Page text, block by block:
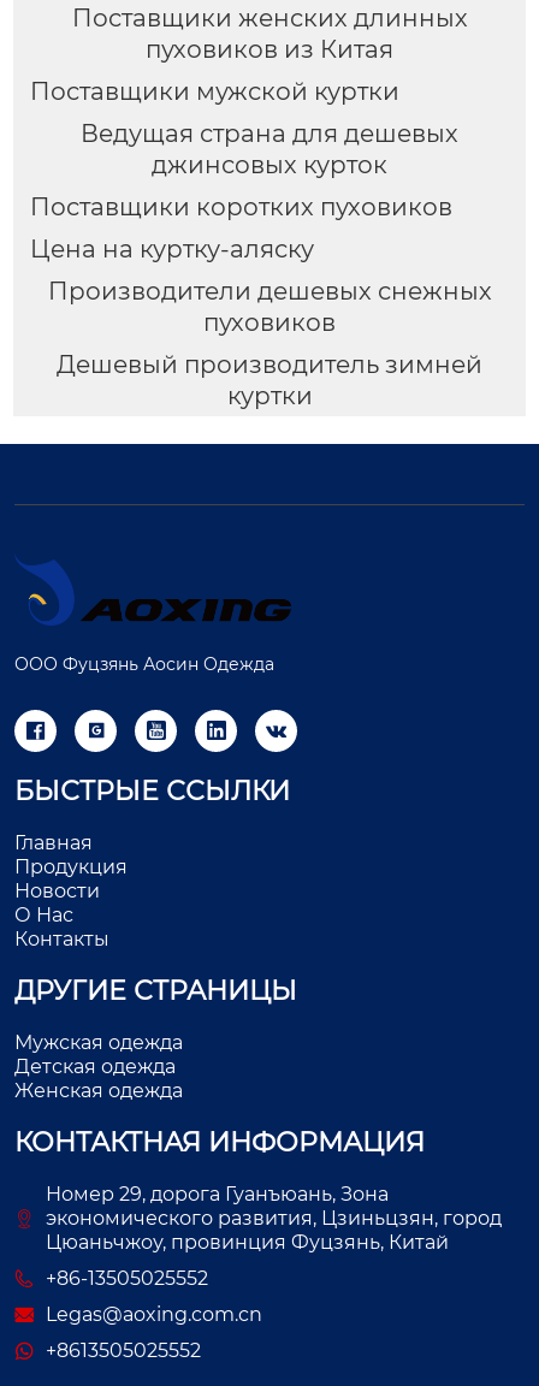
Поставщики женских длинных
пуховиков из Китая
Поставщики мужской куртки
Ведущая страна для дешевых
джинсовых курток
Поставщики коротких пуховиков
Цена на куртку-аляску
Производители дешевых снежных
пуховиков
Дешевый производитель зимней
куртки
ООО Фуцзянь Аосин Одежда
    
БЫСТРЫЕ ССЫЛКИ
Главная
Продукция
Новости
О Нас
Контакты
ДРУГИЕ СТРАНИЦЫ
Мужская одежда
Детская одежда
Женская одежда
КОНТАКТНАЯ ИНФОРМАЦИЯ
Номер 29, дорога Гуанъюань, Зона
экономического развития, Цзиньцзян, город
Цюаньчжоу, провинция Фуцзянь, Китай
+86-13505025552
Legas@aoxing.com.cn
+8613505025552